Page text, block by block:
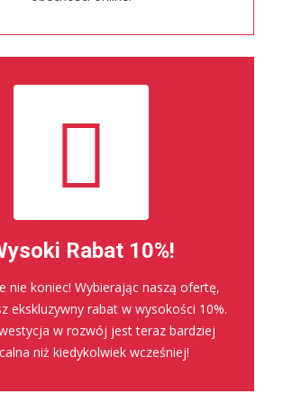
Rabat 10%!
nie koniec! Wybierając naszą ofertę,
ekskluzywny rabat w wysokości 10%.
w rozwój jest teraz bardziej
niż kiedykolwiek wcześniej!